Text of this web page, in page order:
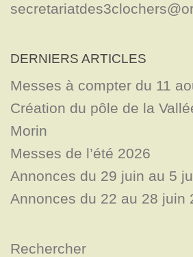
DERNIERS ARTICLES
Messes à compter du 11
Création du pôle de la
Morin
Messes de l’été 2026
Annonces du 29 juin au 5
Annonces du 22 au 28 juin
Rechercher